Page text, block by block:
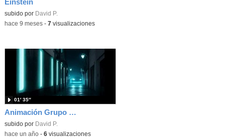
Contenido educativo.
subido por
David P.
-hace 9 meses- 7 visualizaciones
Animación Grupo 7 clase
subido por David P.
01′ 35″
-hace un año- 6visualizaciones